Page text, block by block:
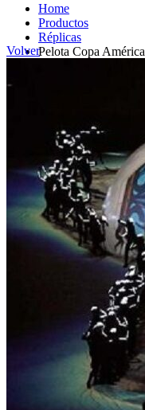
Home
Productos
Réplicas
Pelota Copa América
Volver